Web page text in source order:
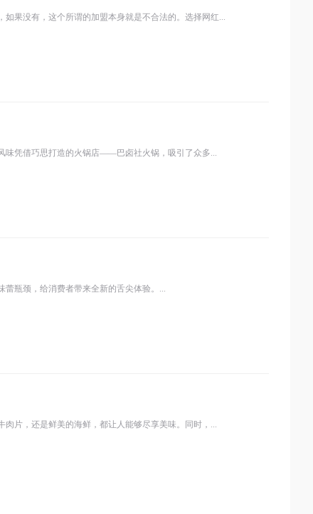
果没有，这个所谓的加盟本身就是不合法的。选择网红...
味凭借巧思打造的火锅店——巴卤社火锅​，吸引了众多...
瓶颈，给消费者带来全新的舌尖体验。...
片，还是鲜美的海鲜，都让人能够尽享美味。同时，...